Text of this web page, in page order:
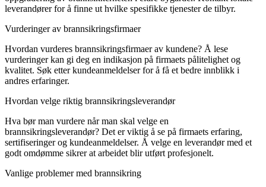
leverandører for å finne ut hvilke spesifikke tjenester de tilbyr.
Vurderinger av brannsikringsfirmaer
Hvordan vurderes brannsikringsfirmaer av kundene? Å lese
vurderinger kan gi deg en indikasjon på firmaets pålitelighet og
kvalitet. Søk etter kundeanmeldelser for å få et bedre innblikk i
andres erfaringer.
Hvordan velge riktig brannsikringsleverandør
Hva bør man vurdere når man skal velge en
brannsikringsleverandør? Det er viktig å se på firmaets erfaring,
sertifiseringer og kundeanmeldelser. Å velge en leverandør med et
godt omdømme sikrer at arbeidet blir utført profesjonelt.
Vanlige problemer med brannsikring